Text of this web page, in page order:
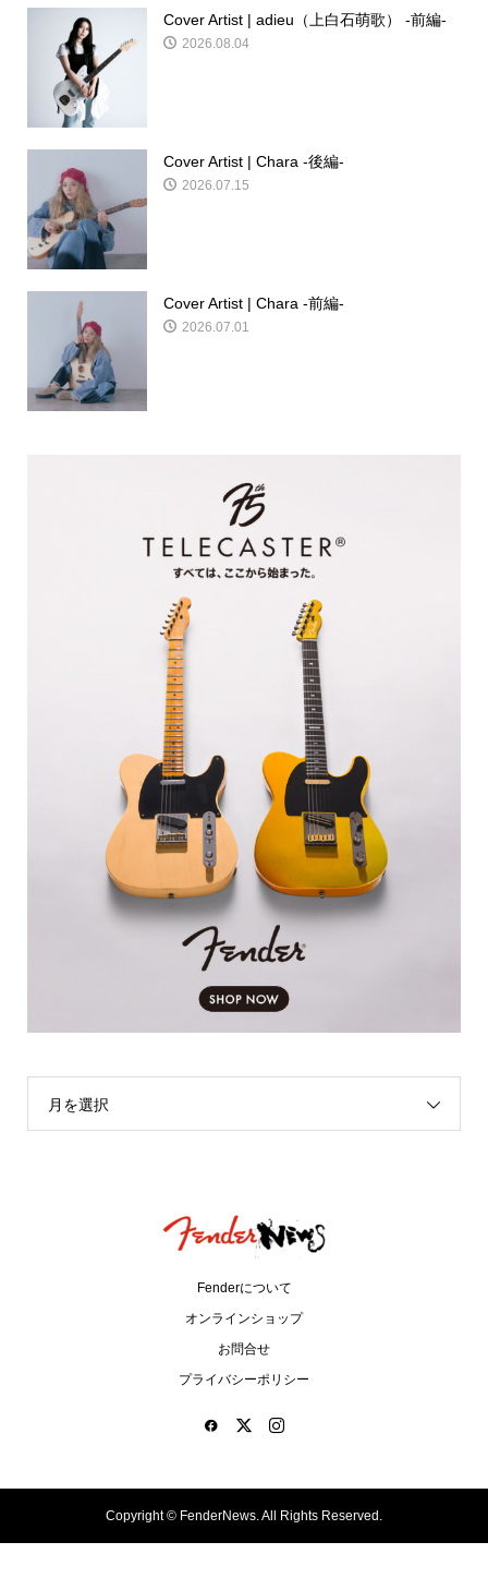
Cover Artist | adieu（上白石萌歌） -前編-
2026.08.04
Cover Artist | Chara -後編-
2026.07.15
Cover Artist | Chara -前編-
2026.07.01
月を選択
Fenderについて
オンラインショップ
お問合せ
プライバシーポリシー
Copyright © FenderNews. All Rights Reserved.